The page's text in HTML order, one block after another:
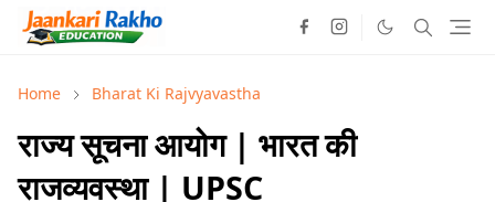
Home Bharat Ki Rajvyavastha
राज्य सूचना आयोग | भारत की
राजव्यवस्था | UPSC